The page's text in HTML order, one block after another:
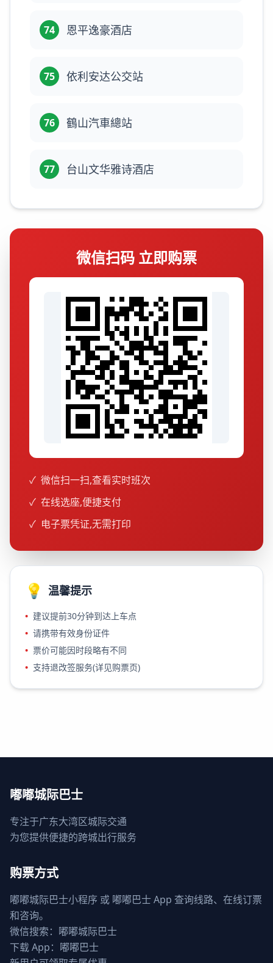
74 恩平逸豪酒店
75 依利安达公交站
76 鶴山汽車總站
77 台山文华雅诗酒店
微信扫码 立即购票
✓ 微信扫一扫,查看实时班次
✓ 在线选座,便捷支付
✓ 电子票凭证,无需打印
💡 温馨提示
• 建议提前30分钟到达上车点
• 请携带有效身份证件
• 票价可能因时段略有不同
• 支持退改签服务(详见购票页)
嘟嘟城际巴士
专注于广东大湾区城际交通
为您提供便捷的跨城出行服务
购票方式
嘟嘟城际巴士小程序 或 嘟嘟巴士 App 查询线路、在线订票
和咨询。
微信搜索：嘟嘟城际巴士
下载 App：嘟嘟巴士